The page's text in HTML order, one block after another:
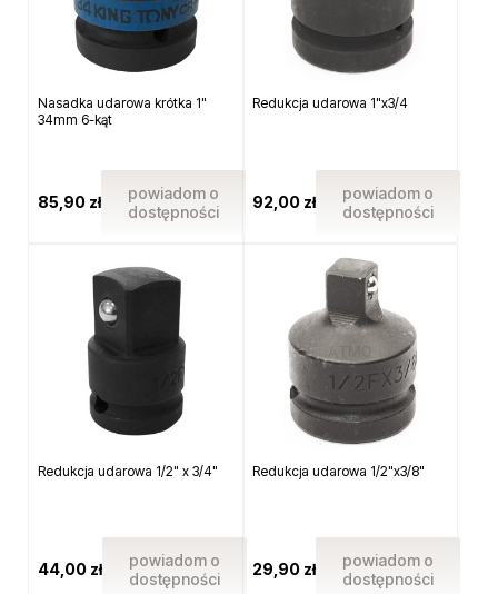
Nasadka udarowa krótka 1"
34mm 6-kąt
85,90 zł
powiadom o
dostępności
Redukcja udarowa 1"x3/4
92,00 zł
powiadom o
dostępności
Redukcja udarowa 1/2" x 3/4"
44,00 zł
powiadom o
dostępności
Redukcja udarowa 1/2"x3/8"
29,90 zł
powiadom o
dostępności